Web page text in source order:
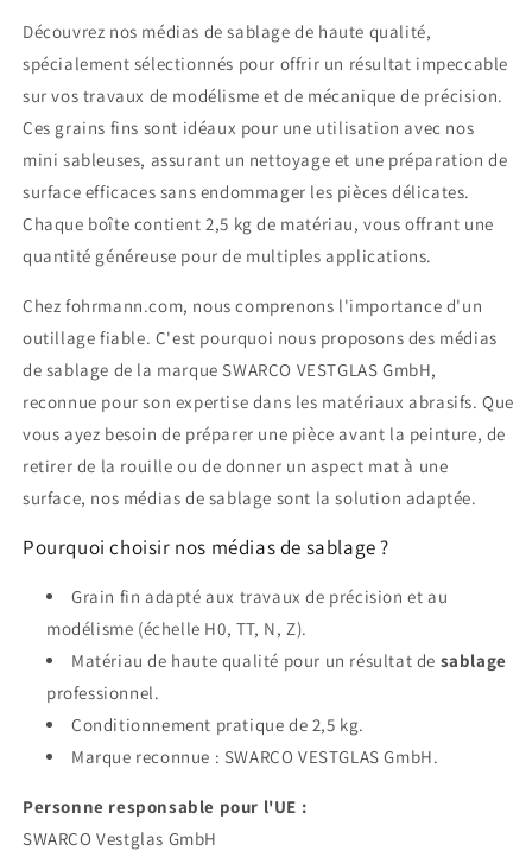
Découvrez nos médias de sablage de haute qualité,
spécialement sélectionnés pour offrir un résultat impeccable
sur vos travaux de modélisme et de mécanique de précision.
Ces grains fins sont idéaux pour une utilisation avec nos
mini sableuses, assurant un nettoyage et une préparation de
surface efficaces sans endommager les pièces délicates.
Chaque boîte contient 2,5 kg de matériau, vous offrant une
quantité généreuse pour de multiples applications.
Chez fohrmann.com, nous comprenons l'importance d'un
outillage fiable. C'est pourquoi nous proposons des médias
de sablage de la marque SWARCO VESTGLAS GmbH,
reconnue pour son expertise dans les matériaux abrasifs. Que
vous ayez besoin de préparer une pièce avant la peinture, de
retirer de la rouille ou de donner un aspect mat à une
surface, nos médias de sablage sont la solution adaptée.
Pourquoi choisir nos médias de sablage ?
Grain fin adapté aux travaux de précision et au
modélisme (échelle H0, TT, N, Z).
Matériau de haute qualité pour un résultat de sablage
professionnel.
Conditionnement pratique de 2,5 kg.
Marque reconnue : SWARCO VESTGLAS GmbH.
Personne responsable pour l'UE :
SWARCO Vestglas GmbH